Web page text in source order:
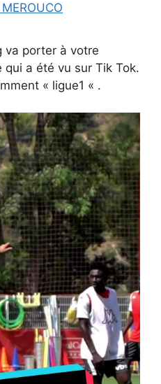
va porter à votre
a été vu sur Tik Tok.
« ligue1 « .